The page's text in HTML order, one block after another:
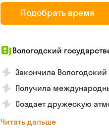
Подобрать время
Вологодский
Закончила
Получила
Создает дружескую
Читать дальше